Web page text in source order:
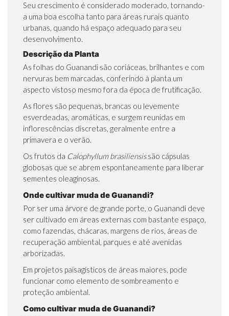
Seu crescimento é considerado moderado, tornando-
a uma boa escolha tanto para áreas rurais quanto
urbanas, quando há espaço adequado para seu
desenvolvimento.
Descrição da Planta
As folhas do Guanandi são coriáceas, brilhantes e com
nervuras bem marcadas, conferindo à planta um
aspecto vistoso mesmo fora da época de frutificação.
As flores são pequenas, brancas ou levemente
esverdeadas, aromáticas, e surgem reunidas em
inflorescências discretas, geralmente entre a
primavera e o verão.
Os frutos da Calophyllum brasiliensissão cápsulas
globosas que se abrem espontaneamente para liberar
sementes oleaginosas.
Onde cultivar muda de Guanandi?
Por ser uma árvore de grande porte, o Guanandi deve
ser cultivado em áreas externas com bastante espaço,
como fazendas, chácaras, margens de rios, áreas de
recuperação ambiental, parques e até avenidas
arborizadas.
Em projetos paisagísticos de áreas maiores, pode
funcionar como elemento de sombreamento e
proteção ambiental.
Como cultivar muda de Guanandi?